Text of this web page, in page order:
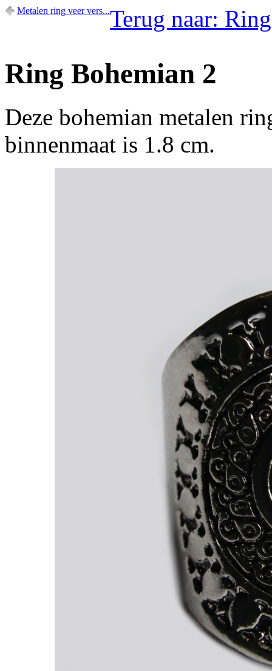
Metalen ring veer vers...Terug naar:
Ring Bohemian 2
Deze bohemian metalen
binnenmaat is 1.8 cm.